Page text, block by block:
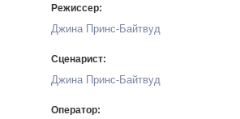
Режиссер:
Джина Принс-Байтвуд
Сценарист:
Джина Принс-Байтвуд
Оператор: